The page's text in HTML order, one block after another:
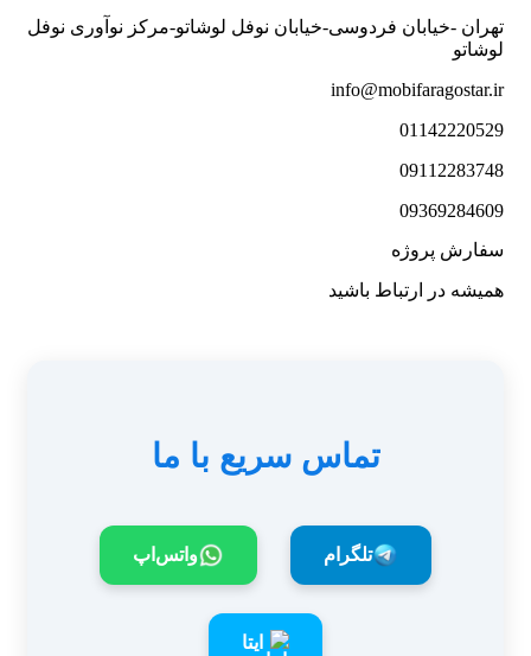
تهران -خیابان فردوسی-خیابان نوفل لوشاتو-مرکز نوآوری نوفل
لوشاتو
info@mobifaragostar.ir
01142220529
09112283748
09369284609
سفارش پروژه
همیشه در ارتباط باشید
تماس سریع با ما
تلگرام واتس‌اپ
ایتا